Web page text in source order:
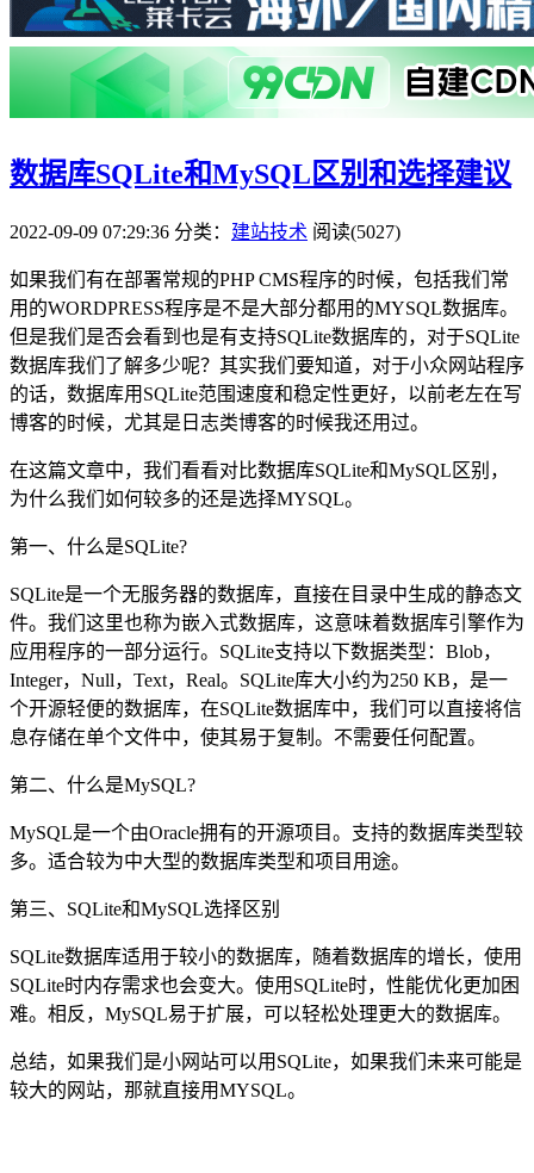
数据库SQLite和MySQL区别和选择建议
2022-09-09 07:29:36 分类： 建站技术 阅读(5027)
如果我们有在部署常规的PHP CMS程序的时候，包括我们常
用的WORDPRESS程序是不是大部分都用的MYSQL数据库。
但是我们是否会看到也是有支持SQLite数据库的，对于SQLite
数据库我们了解多少呢？其实我们要知道，对于小众网站程序
的话，数据库用SQLite范围速度和稳定性更好，以前老左在写
博客的时候，尤其是日志类博客的时候我还用过。
在这篇文章中，我们看看对比数据库SQLite和MySQL区别，
为什么我们如何较多的还是选择MYSQL。
第一、什么是SQLite?
SQLite是一个无服务器的数据库，直接在目录中生成的静态文
件。我们这里也称为嵌入式数据库，这意味着数据库引擎作为
应用程序的一部分运行。SQLite支持以下数据类型：Blob，
Integer，Null，Text，Real。SQLite库大小约为250 KB，是一
个开源轻便的数据库，在SQLite数据库中，我们可以直接将信
息存储在单个文件中，使其易于复制。不需要任何配置。
第二、什么是MySQL?
MySQL是一个由Oracle拥有的开源项目。支持的数据库类型较
多。适合较为中大型的数据库类型和项目用途。
第三、SQLite和MySQL选择区别
SQLite数据库适用于较小的数据库，随着数据库的增长，使用
SQLite时内存需求也会变大。使用SQLite时，性能优化更加困
难。相反，MySQL易于扩展，可以轻松处理更大的数据库。
总结，如果我们是小网站可以用SQLite，如果我们未来可能是
较大的网站，那就直接用MYSQL。